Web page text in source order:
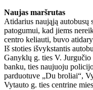
Naujas maršrutas
Atidarius naująją autobusų
patogumui, kad jiems
centro keliauti, buvo
Iš stoties išvykstantis
Ganyklų g. ties V.
banku, ties naujuoju
parduotuve „Du broliai“,
Vytauto g. ties centrine